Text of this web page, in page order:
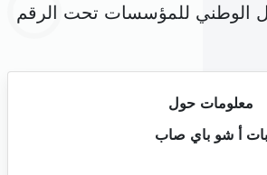
الوطني للمؤسسات تحت الرقم
معلومات حول
بات أ شو باي صاب